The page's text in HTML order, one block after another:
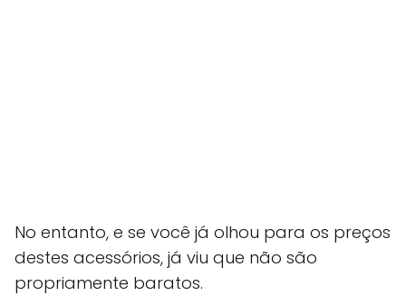
No entanto, e se você já olhou para os preços
destes acessórios, já viu que não são
propriamente baratos.